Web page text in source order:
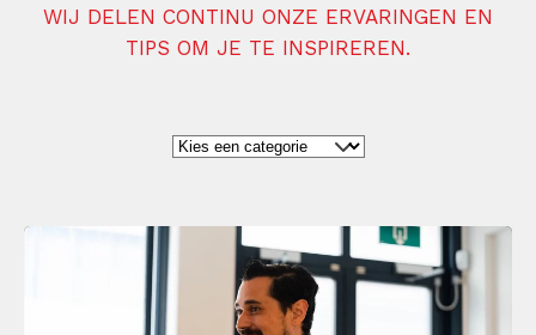
WIJ DELEN CONTINU ONZE ERVARINGEN EN
TIPS OM JE TE INSPIREREN.